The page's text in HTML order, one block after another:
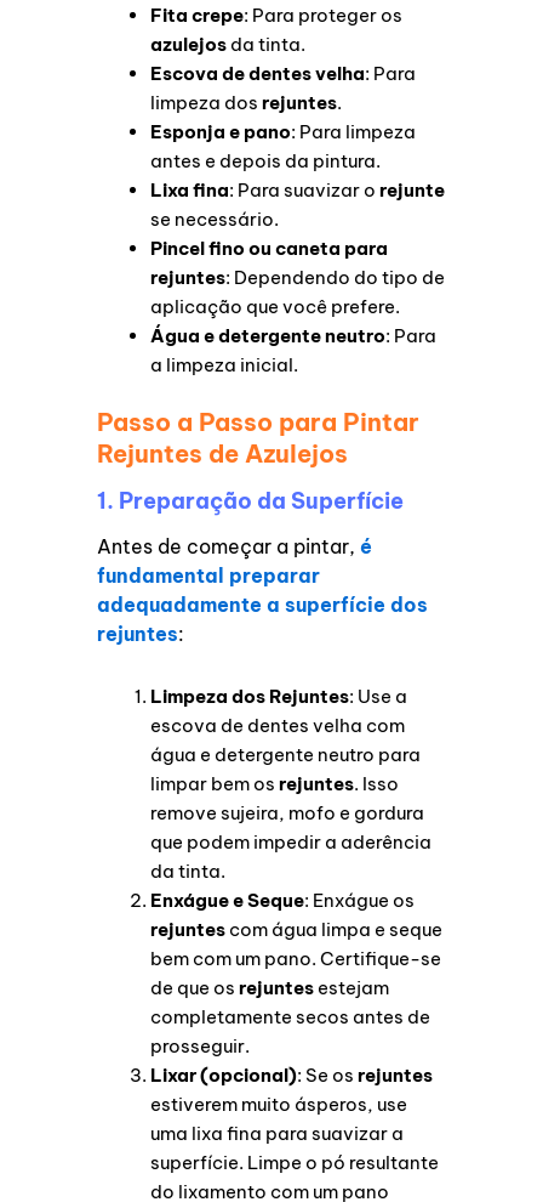
Fita crepe: Para proteger os
azulejos da tinta.
Escova de dentes velha: Para
limpeza dosrejuntes.
Esponja e pano: Para limpeza
antes e depois da pintura.
Lixa fina: Para suavizar orejunte
se necessário.
Pincel fino ou caneta para
rejuntes: Dependendo do tipo de
aplicação que você prefere.
Água e detergente neutro: Para
a limpeza inicial.
Passo a Passo para Pintar
Rejuntes de Azulejos
1. Preparação da Superfície
Antes de começar a pintar,é
fundamental preparar
adequadamente a superfície dos
rejuntes:
Limpeza dos Rejuntes: Use a
escova de dentes velha com
água e detergente neutro para
limpar bem os rejuntes. Isso
remove sujeira, mofo e gordura
que podem impedir a aderência
da tinta.
Enxágue e Seque: Enxágue os
rejuntes com água limpa e seque
bem com um pano. Certifique-se
de que osrejuntes estejam
completamente secos antes de
prosseguir.
Lixar (opcional): Se osrejuntes
estiverem muito ásperos, use
uma lixa fina para suavizar a
superfície. Limpe o pó resultante
do lixamento com um pano